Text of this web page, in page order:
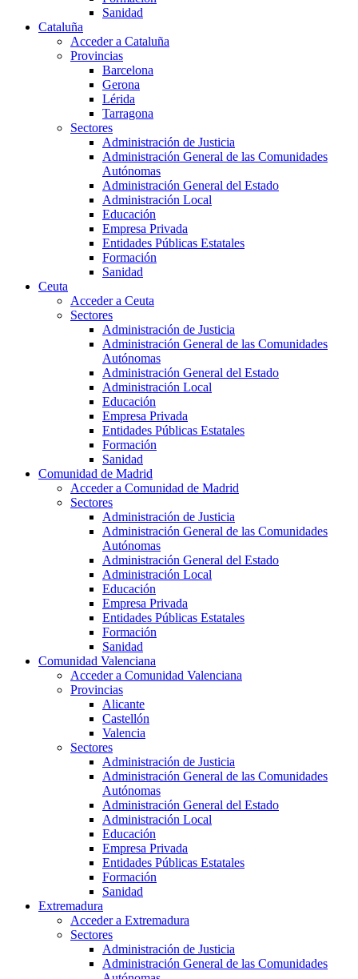
Sanidad
Cataluña
Acceder a Cataluña
Provincias
Barcelona
Gerona
Lérida
Tarragona
Sectores
Administración de Justicia
Administración General de las Comunidades
Autónomas
Administración General del Estado
Administración Local
Educación
Empresa Privada
Entidades Públicas Estatales
Formación
Sanidad
Ceuta
Acceder a Ceuta
Sectores
Administración de Justicia
Administración General de las Comunidades
Autónomas
Administración General del Estado
Administración Local
Educación
Empresa Privada
Entidades Públicas Estatales
Formación
Sanidad
Comunidad de Madrid
Acceder a Comunidad de Madrid
Sectores
Administración de Justicia
Administración General de las Comunidades
Autónomas
Administración General del Estado
Administración Local
Educación
Empresa Privada
Entidades Públicas Estatales
Formación
Sanidad
Comunidad Valenciana
Acceder a Comunidad Valenciana
Provincias
Alicante
Castellón
Valencia
Sectores
Administración de Justicia
Administración General de las Comunidades
Autónomas
Administración General del Estado
Administración Local
Educación
Empresa Privada
Entidades Públicas Estatales
Formación
Sanidad
Extremadura
Acceder a Extremadura
Sectores
Administración de Justicia
Administración General de las Comunidades